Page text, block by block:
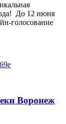
До 12 июня
голосование
Воронеж